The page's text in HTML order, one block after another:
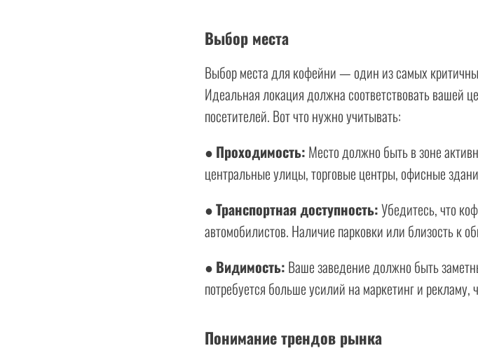
Выбор места
Выбор места для кофейни — один из самых
Идеальная локация должна соответствовать вашей
посетителей. Вот что нужно учитывать:
● Проходимость: Место должно быть в зоне
центральные улицы, торговые центры, офисные
●Транспортная доступность:Убедитесь, что
автомобилистов. Наличие парковки или близость к
● Видимость: Ваше заведение должно быть
потребуется больше усилий на маркетинг и рекламу,
Понимание трендов рынка